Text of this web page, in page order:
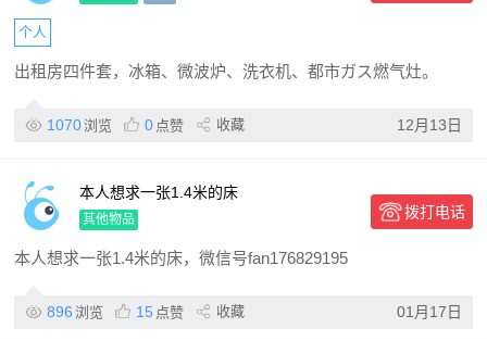
个人
出租房四件套，冰箱、微波炉、洗衣机、都市ガス燃气灶。
1070浏览 0 点赞 收藏 12月13日
本人想求一张1.4米的床
其他物品 拨打电话
本人想求一张1.4米的床，微信号fan176829195
896 浏览 15 点赞 收藏 01月17日